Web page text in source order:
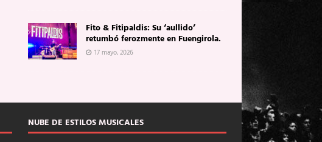
Fito & Fitipaldis: Su ‘aullido’
retumbó ferozmente en Fuengirola.
17 mayo, 2026
NUBE DE ESTILOS MUSICALES